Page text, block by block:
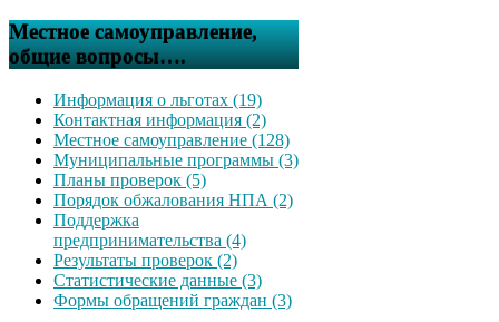
Местное самоуправление,
общие вопросы….
Информация о льготах (19)
Контактная информация (2)
Местное самоуправление (128)
Муниципальные программы (3)
Планы проверок (5)
Порядок обжалования НПА (2)
Поддержка
предпринимательства (4)
Результаты проверок (2)
Статистические данные (3)
Формы обращений граждан (3)